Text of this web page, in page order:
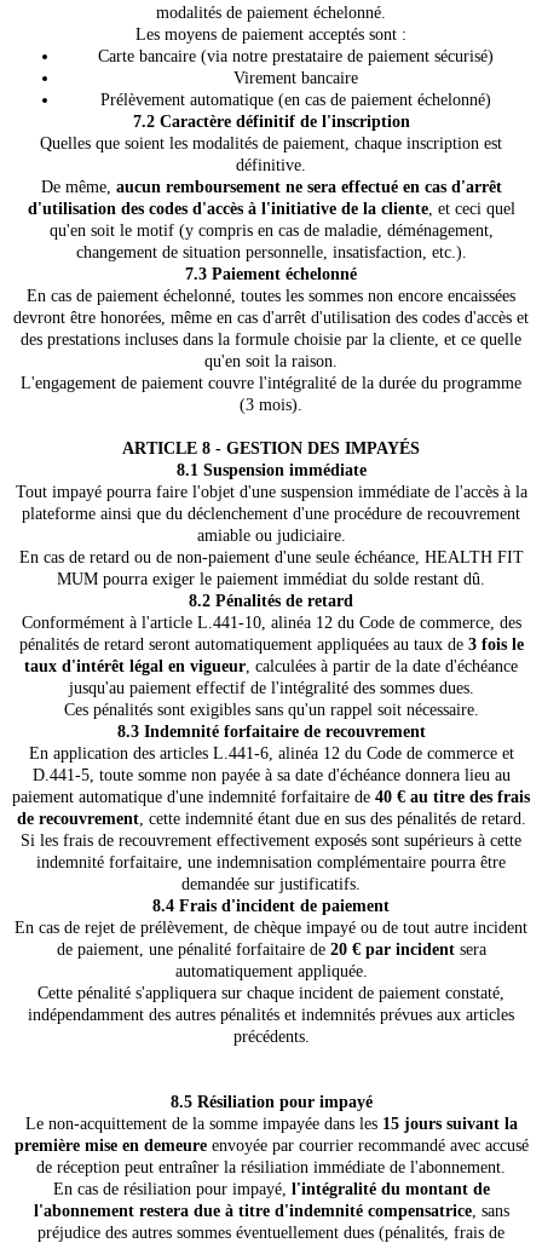
modalités de paiement échelonné.
Les moyens de paiement acceptés sont :
Carte bancaire (via notre prestataire de paiement sécurisé)
Virement bancaire
Prélèvement automatique (en cas de paiement échelonné)
7.2 Caractère définitif de l'inscription
Quelles que soient les modalités de paiement, chaque inscription est
définitive.
De même, aucun remboursement ne sera effectué en cas d'arrêt
d'utilisation des codes d'accès à l'initiative de la cliente, et ceci quel
qu'en soit le motif (y compris en cas de maladie, déménagement,
changement de situation personnelle, insatisfaction, etc.).
7.3 Paiement échelonné
En cas de paiement échelonné, toutes les sommes non encore encaissées
devront être honorées, même en cas d'arrêt d'utilisation des codes d'accès et
des prestations incluses dans la formule choisie par la cliente, et ce quelle
qu'en soit la raison.
L'engagement de paiement couvre l'intégralité de la durée du programme
(3 mois).
ARTICLE 8 - GESTION DES IMPAYÉS
8.1 Suspension immédiate
Tout impayé pourra faire l'objet d'une suspension immédiate de l'accès à la
plateforme ainsi que du déclenchement d'une procédure de recouvrement
amiable ou judiciaire.
En cas de retard ou de non-paiement d'une seule échéance, HEALTH FIT
MUM pourra exiger le paiement immédiat du solde restant dû.
8.2 Pénalités de retard
Conformément à l'article L.441-10, alinéa 12 du Code de commerce, des
pénalités de retard seront automatiquement appliquées au taux de 3 fois le
taux d'intérêt légal en vigueur, calculées à partir de la date d'échéance
jusqu'au paiement effectif de l'intégralité des sommes dues.
Ces pénalités sont exigibles sans qu'un rappel soit nécessaire.
8.3 Indemnité forfaitaire de recouvrement
En application des articles L.441-6, alinéa 12 du Code de commerce et
D.441-5, toute somme non payée à sa date d'échéance donnera lieu au
paiement automatique d'une indemnité forfaitaire de 40 € au titre des frais
de recouvrement, cette indemnité étant due en sus des pénalités de retard.
Si les frais de recouvrement effectivement exposés sont supérieurs à cette
indemnité forfaitaire, une indemnisation complémentaire pourra être
demandée sur justificatifs.
8.4 Frais d'incident de paiement
En cas de rejet de prélèvement, de chèque impayé ou de tout autre incident
de paiement, une pénalité forfaitaire de 20 € par incidentsera
automatiquement appliquée.
Cette pénalité s'appliquera sur chaque incident de paiement constaté,
indépendamment des autres pénalités et indemnités prévues aux articles
précédents.
8.5 Résiliation pour impayé
Le non-acquittement de la somme impayée dans les 15 jours suivant la
première mise en demeureenvoyée par courrier recommandé avec accusé
de réception peut entraîner la résiliation immédiate de l'abonnement.
En cas de résiliation pour impayé, l'intégralité du montant de
l'abonnement restera due à titre d'indemnité compensatrice, sans
préjudice des autres sommes éventuellement dues (pénalités, frais de